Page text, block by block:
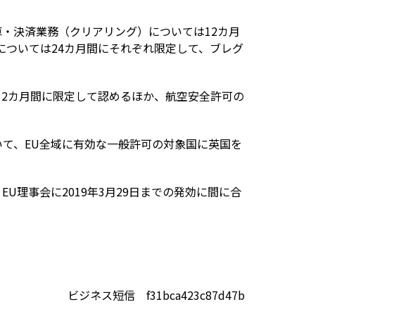
決済業務（クリアリング）については12カ月
いては24カ月間にそれぞれ限定して、ブレグ
月間に限定して認めるほか、航空安全許可の
、EU全域に有効な一般許可の対象国に英国を
理事会に2019年3月29日までの発効に間に合
ビジネス短信 f31bca423c87d47b